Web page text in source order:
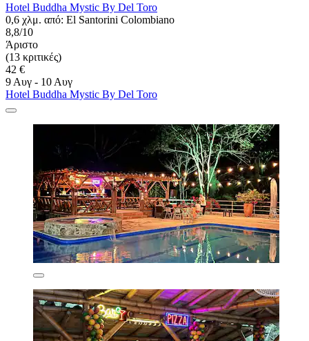
Hotel Buddha Mystic By Del Toro
0,6 χλμ. από: El Santorini Colombiano
8,8/10
Άριστο
(13 κριτικές)
42 €
9 Αυγ - 10 Αυγ
Hotel Buddha Mystic By Del Toro